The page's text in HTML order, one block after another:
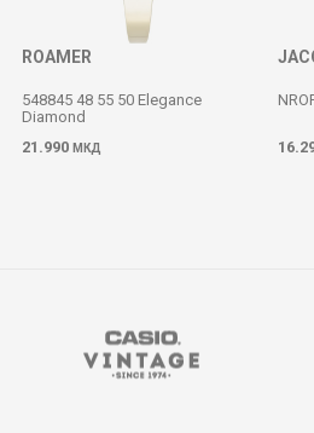
ROAMER
548845 48 55 50 Elegance
Diamond
21.990 МКД